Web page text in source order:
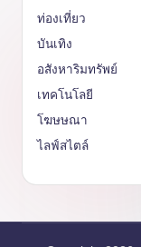
ท่องเที่ยว
บันเทิง
อสังหาริมทรัพย์
เทคโนโลยี
โฆษษณา
ไลฟ์สไตล์